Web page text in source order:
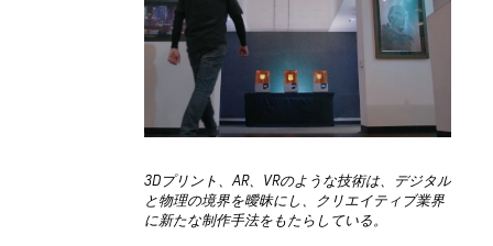
3Dプリント、AR、VRのような技術は、デジタル
と物理の境界を曖昧にし、クリエイティブ業界
に新たな制作手法をもたらしている。